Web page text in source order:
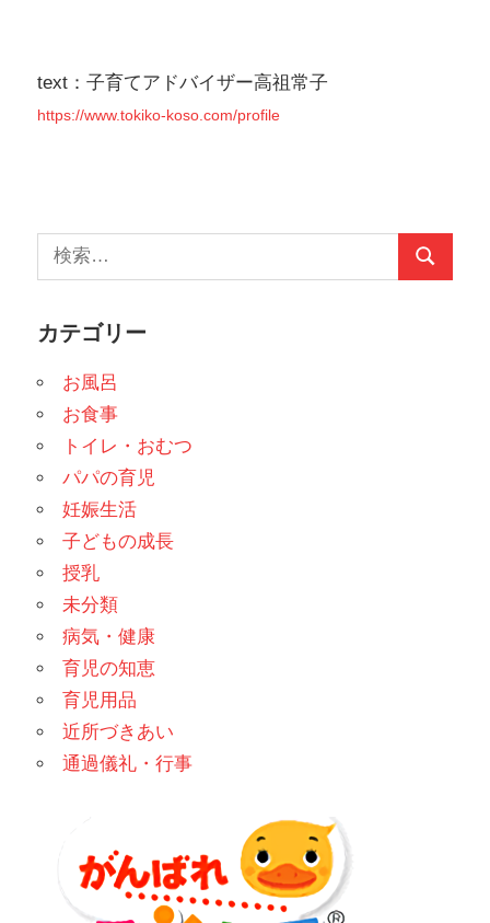
ー
ン
text：子育てアドバイザー高祖常子
https://www.tokiko-koso.com/profile
検
索:
検
カテゴリー
お風呂
お食事
トイレ・おむつ
パパの育児
妊娠生活
子どもの成長
授乳
未分類
病気・健康
育児の知恵
育児用品
近所づきあい
通過儀礼・行事